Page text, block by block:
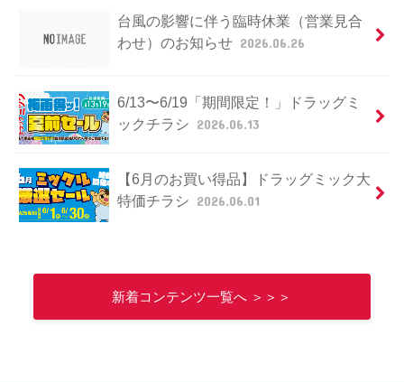
台風の影響に伴う臨時休業（営業見合
わせ）のお知らせ 2026.06.26
6/13〜6/19「期間限定！」ドラッグミ
ックチラシ 2026.06.13
【6月のお買い得品】ドラッグミック大
特価チラシ 2026.06.01
新着コンテンツ一覧へ ＞＞＞